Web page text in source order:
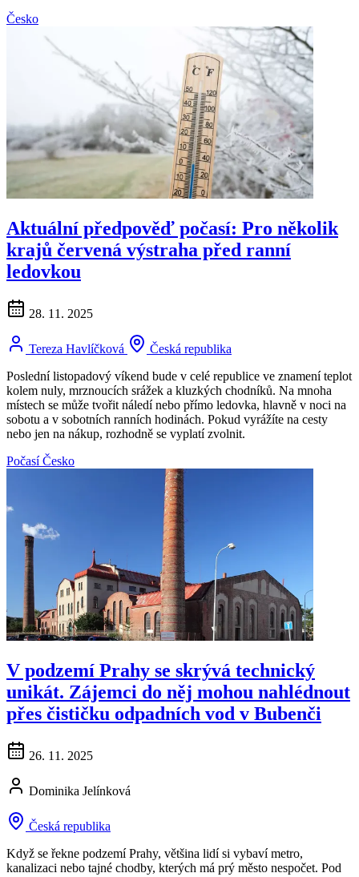
Česko
Aktuální předpověď počasí: Pro několik
krajů červená výstraha před ranní
ledovkou
28. 11. 2025
Tereza Havlíčková
Česká republika
Poslední listopadový víkend bude v celé republice ve znamení teplot
kolem nuly, mrznoucích srážek a kluzkých chodníků. Na mnoha
místech se může tvořit náledí nebo přímo ledovka, hlavně v noci na
sobotu a v sobotních ranních hodinách. Pokud vyrážíte na cesty
nebo jen na nákup, rozhodně se vyplatí zvolnit.
Počasí Česko
V podzemí Prahy se skrývá technický
unikát. Zájemci do něj mohou nahlédnout
přes čističku odpadních vod v Bubenči
26. 11. 2025
Dominika Jelínková
Česká republika
Když se řekne podzemí Prahy, většina lidí si vybaví metro,
kanalizaci nebo tajné chodby, kterých má prý město nespočet. Pod